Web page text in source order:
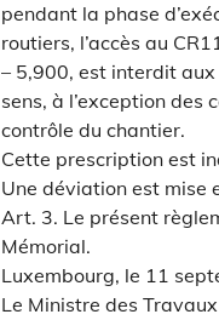
pendant la phase
routiers, l’accès au
– 5,900, est interdit aux
sens, à l’exception des
contrôle du chantier.
Cette prescription est
Une déviation est mise
Art. 3. Le présent
Mémorial.
Luxembourg, le 11
Le Ministre des